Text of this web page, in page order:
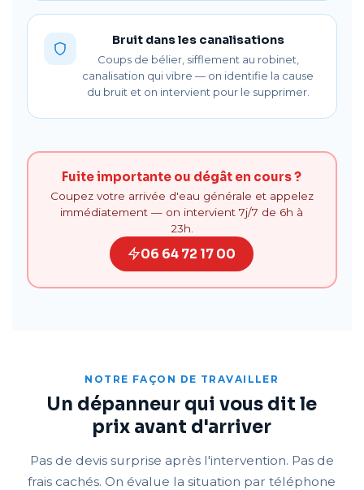
Bruit dans les canalisations
Coups de bélier, sifflement au robinet,
canalisation qui vibre — on identifie la cause
du bruit et on intervient pour le supprimer.
Fuite importante ou dégât en cours ?
Coupez votre arrivée d'eau générale et appelez
immédiatement — on intervient 7j/7 de 6h à
23h.
06 64 72 17 00
NOTRE FAÇON DE TRAVAILLER
Un dépanneur qui vous dit le
prix avant d'arriver
Pas de devis surprise après l'intervention. Pas de
frais cachés. On évalue la situation par téléphone